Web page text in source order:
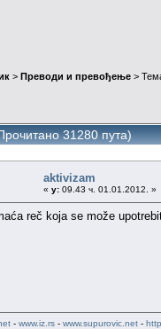
> Преводи и превођење >
31280 пута)
aktivizam
« у: 09.43 ч. 01.01.2012. »
reč koja se može
- www.iz.rs - www.supurovic.net -